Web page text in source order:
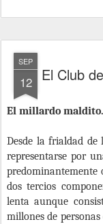
SEP
12 El Club
El millardo maldito.
Desde la frialdad de
representarse por
predominantemente
dos tercios
lenta aunque
millones de